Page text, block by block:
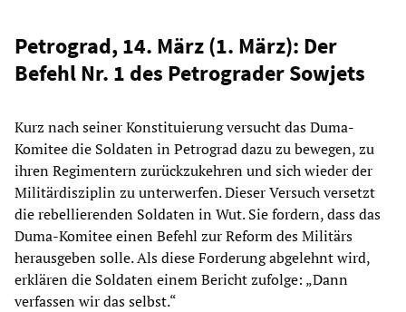
Petrograd, 14. März (1. März): Der
Befehl Nr. 1 des Petrograder Sowjets
Kurz nach seiner Konstituierung versucht das Duma-
Komitee die Soldaten in Petrograd dazu zu bewegen, zu
ihren Regimentern zurückzukehren und sich wieder der
Militärdisziplin zu unterwerfen. Dieser Versuch versetzt
die rebellierenden Soldaten in Wut. Sie fordern, dass das
Duma-Komitee einen Befehl zur Reform des Militärs
herausgeben solle. Als diese Forderung abgelehnt wird,
erklären die Soldaten einem Bericht zufolge: „Dann
verfassen wir das selbst.“